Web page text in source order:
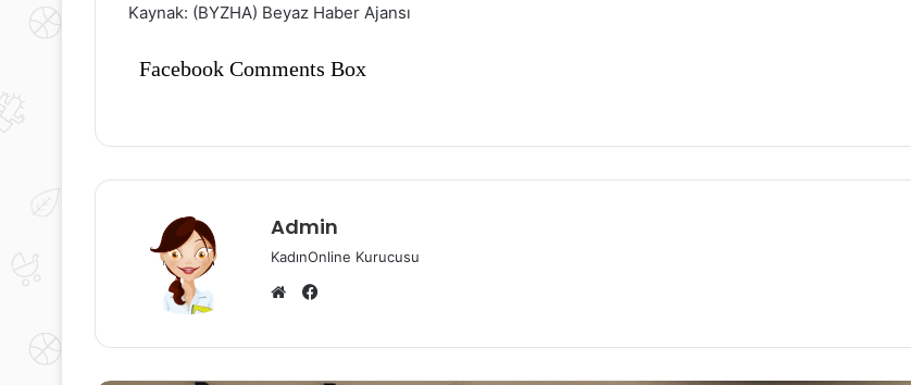
Kaynak: (BYZHA) Beyaz Haber Ajansı
Facebook Comments Box
Admin
KadınOnline Kurucusu
sitesi
Facebook
açıkladı